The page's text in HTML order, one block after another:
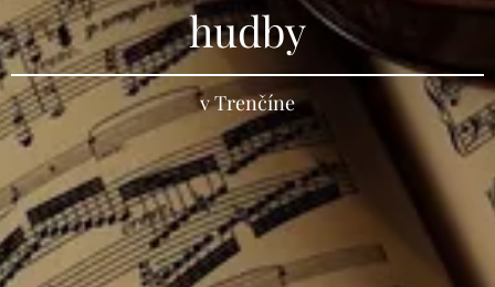
hudby
v Trenčíne